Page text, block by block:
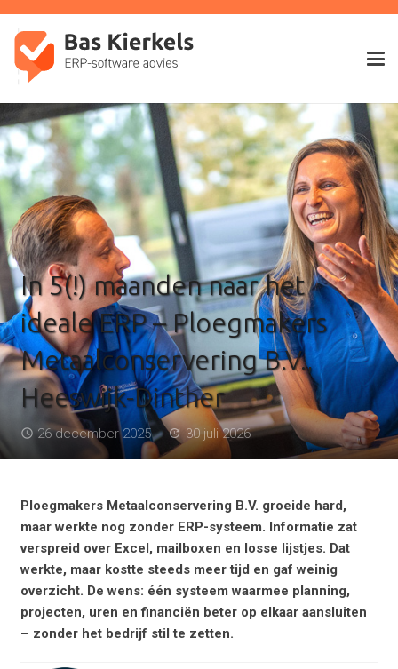
In 5(!) maanden naar het
ideale ERP – Ploegmakers
Metaalconservering B.V.,
Heeswijk-Dinther
access_time 26 december 2025 update 30 juli 2026
Ploegmakers Metaalconservering B.V. groeide hard,
maar werkte nog zonder ERP-systeem. Informatie zat
verspreid over Excel, mailboxen en losse lijstjes. Dat
werkte, maar kostte steeds meer tijd en gaf weinig
overzicht. De wens: één systeem waarmee planning,
projecten, uren en financiën beter op elkaar aansluiten
– zonder het bedrijf stil te zetten.